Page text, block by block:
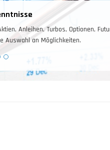
entscheidend. Ihr
und dann zu vermehren.